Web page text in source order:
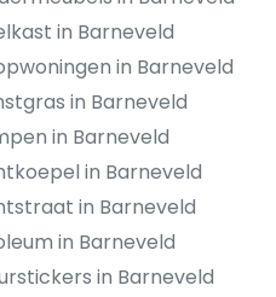
in Barneveld
in Barneveld
in Barneveld
in Barneveld
in Barneveld
in Barneveld
in Barneveld
in Barneveld